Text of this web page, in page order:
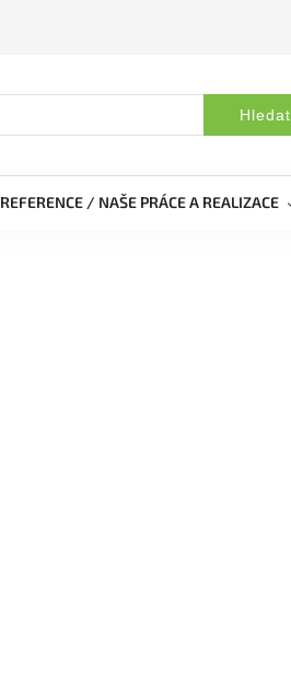
Hledat
REFERENCE / NAŠE PRÁCE A REALIZACE